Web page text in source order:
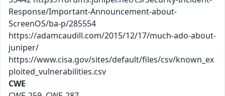
Response/Important-Announcement-about-
ScreenOS/ba-p/285554
https://adamcaudill.com/2015/12/17/much-ado-about-
juniper/
https://www.cisa.gov/sites/default/files/csv/known_ex
ploited_vulnerabilities.csv
CWE